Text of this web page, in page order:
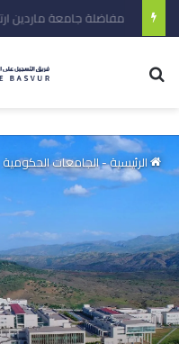
مفاضلة جامعة ماردين
الرئيسية-الجامعات الحكومية